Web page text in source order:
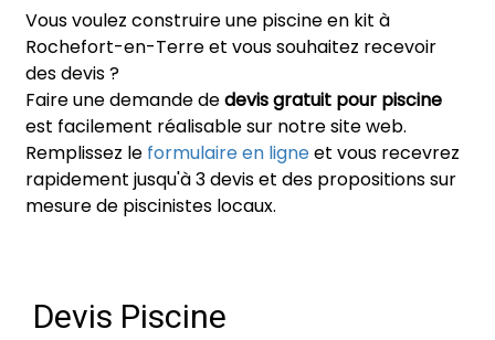
Vous voulez construire une piscine en kit à
Rochefort-en-Terre et vous souhaitez recevoir
des devis ?
Faire une demande dedevis gratuit pour piscine
est facilement réalisable sur notre site web.
Remplissez le formulaire en ligneet vous recevrez
rapidement jusqu'à 3 devis et des propositions sur
mesure de piscinistes locaux.
Devis Piscine